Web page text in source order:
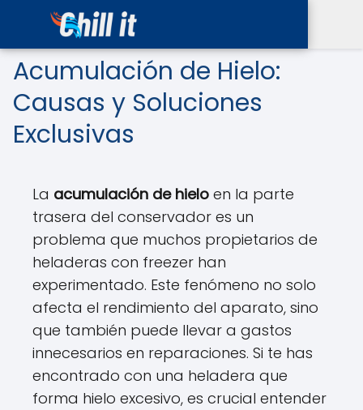
Acumulación de Hielo:
Causas y Soluciones
Exclusivas
La acumulación de hielo en la parte
trasera del conservador es un
problema que muchos propietarios de
heladeras con freezer han
experimentado. Este fenómeno no solo
afecta el rendimiento del aparato, sino
que también puede llevar a gastos
innecesarios en reparaciones. Si te has
encontrado con una heladera que
forma hielo excesivo, es crucial entender